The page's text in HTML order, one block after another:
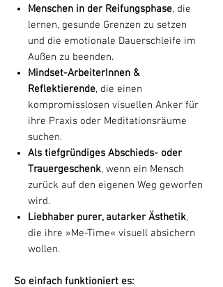
Menschen in der Reifungsphase, die
lernen, gesunde Grenzen zu setzen
und die emotionale Dauerschleife im
Außen zu beenden.
Mindset-ArbeiterInnen &
Reflektierende, die einen
kompromisslosen visuellen Anker für
ihre Praxis oder Meditationsräume
suchen.
Als tiefgründiges Abschieds- oder
Trauergeschenk, wenn ein Mensch
zurück auf den eigenen Weg geworfen
wird.
Liebhaber purer, autarker Ästhetik,
die ihre »Me-Time« visuell absichern
wollen.
So einfach funktioniert es: